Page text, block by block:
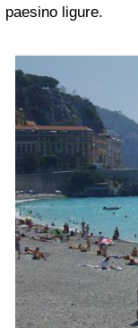
paesino ligure.